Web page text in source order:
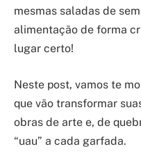
mesmas saladas de
alimentação de forma
lugar certo!
Neste post, vamos te
que vão transformar
obras de arte e, de
“uau” a cada garfada.